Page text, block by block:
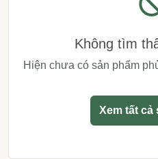
Không tìm
Hiện chưa có sản phẩm
Xem tất cả